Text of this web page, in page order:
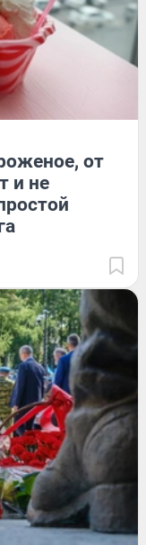
от
и не